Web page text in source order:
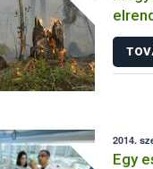
2014.
Egy